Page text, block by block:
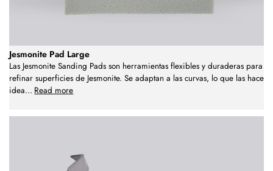
Jesmonite Pad Large
Las Jesmonite Sanding Pads son herramientas flexibles y duraderas para
refinar superficies de Jesmonite. Se adaptan a las curvas, lo que las hace
idea... Read more